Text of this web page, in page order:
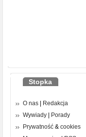
Stopka
O nas
Redakcja
Wywiady
Porady
Prywatność & cookies